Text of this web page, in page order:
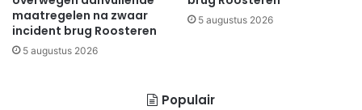
maatregelen na zwaar
incident brug Roosteren
5 augustus 2026
5 augustus 2026
Populair